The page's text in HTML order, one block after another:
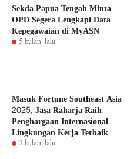
Sekda Papua Tengah Minta
OPD Segera Lengkapi Data
Kepegawaian di MyASN
5 bulan lalu
Masuk Fortune Southeast Asia
2025, Jasa Raharja Raih
Penghargaan Internasional
Lingkungan Kerja Terbaik
2 bulan lalu